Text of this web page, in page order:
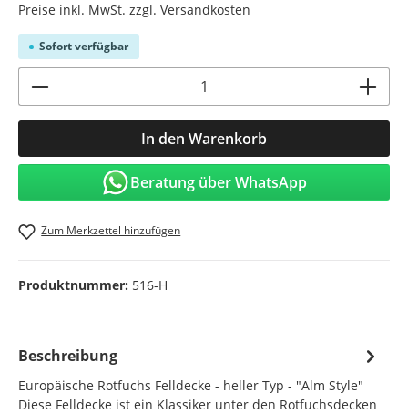
Preise inkl. MwSt. zzgl. Versandkosten
Sofort verfügbar
Produkt Anzahl: Gib den gewünschten
In den Warenkorb
Beratung über WhatsApp
Zum Merkzettel hinzufügen
Produktnummer: 516-H
Beschreibung
Europäische Rotfuchs Felldecke - heller Typ - "Alm Style"
Diese Felldecke ist ein Klassiker unter den Rotfuchsdecken